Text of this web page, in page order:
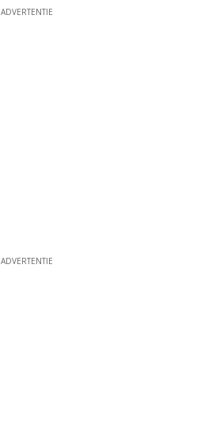
ADVERTENTIE
ADVERTENTIE